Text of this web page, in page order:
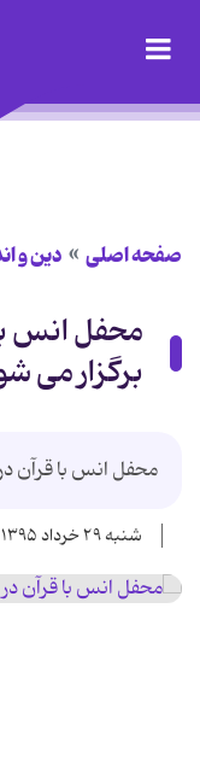
صفحه اصلی دین و
محفل انس
برگزار می
محفل انس با قرآن
شنبه ۲۹ خرداد ۱۳۹۵ - ۰۰:۰۰